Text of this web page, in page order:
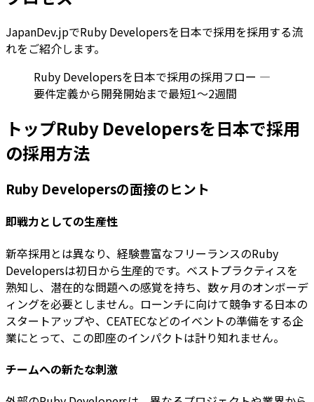
JapanDev.jpでRuby Developersを日本で採用を採用する流
れをご紹介します。
Ruby Developersを日本で採用の採用フロー —
要件定義から開発開始まで最短1〜2週間
トップRuby Developersを日本で採用
の採用方法
Ruby Developersの面接のヒント
即戦力としての生産性
新卒採用とは異なり、経験豊富なフリーランスのRuby
Developersは初日から生産的です。ベストプラクティスを
熟知し、潜在的な問題への感覚を持ち、数ヶ月のオンボーデ
ィングを必要としません。ローンチに向けて競争する日本の
スタートアップや、CEATECなどのイベントの準備をする企
業にとって、この即座のインパクトは計り知れません。
チームへの新たな刺激